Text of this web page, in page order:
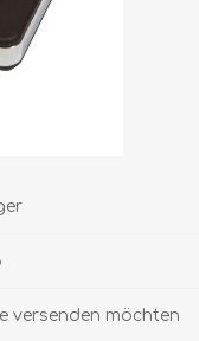
versenden möchten